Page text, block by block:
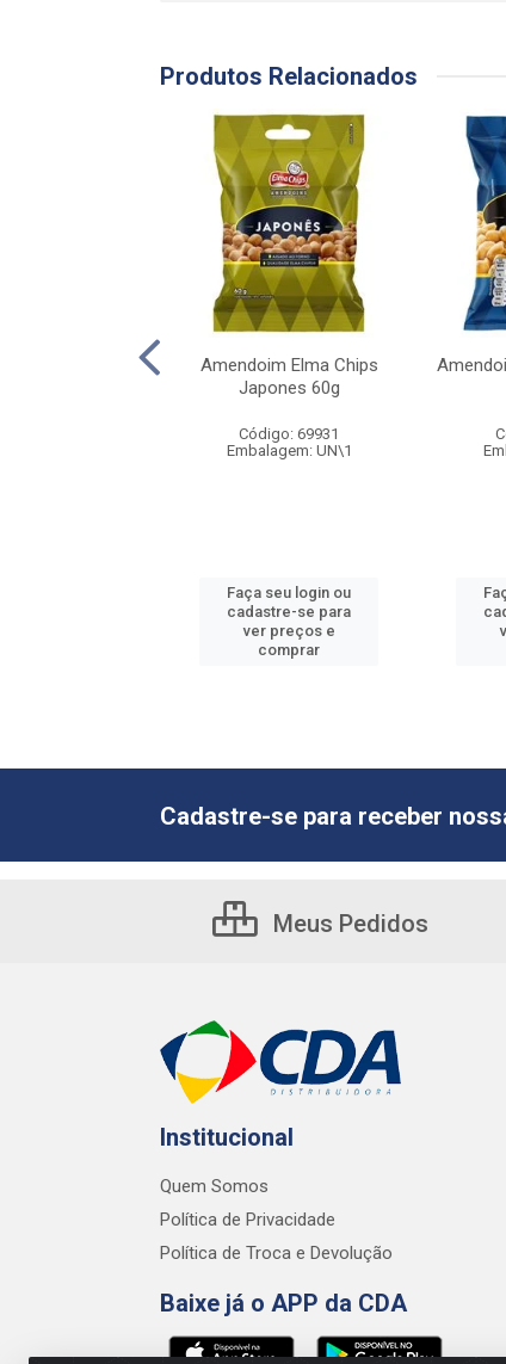
Produtos Relacionados
Amendoim Elma Chips
Japones 60g
Código: 69931
Embalagem: UN\1
Faça seu login ou
cadastre-se para
ver preços e
comprar
Cadastre-se para receber
Meus Pedidos
Institucional
Quem Somos
Política de Privacidade
Política de Troca e Devolução
Baixe já o APP da CDA